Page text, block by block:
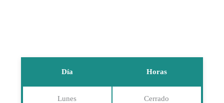
Día Horas
Lunes Cerrado